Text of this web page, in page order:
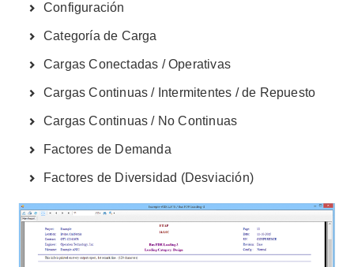
Configuración
Categoría de Carga
Cargas Conectadas / Operativas
Cargas Continuas / Intermitentes / de Repuesto
Cargas Continuas / No Continuas
Factores de Demanda
Factores de Diversidad (Desviación)